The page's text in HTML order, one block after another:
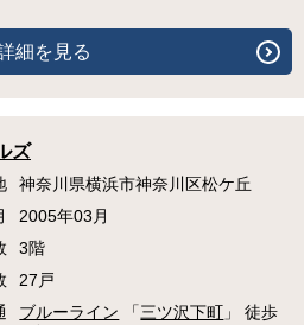
細を見る
ズ
神奈川県横浜市神奈川区松ケ丘
2005年03月
3階
27戸
ブルーライン 「三ツ沢下町 」 徒歩